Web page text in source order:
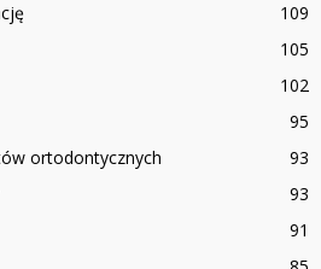
109
105
102
95
ortodontycznych
93
93
91